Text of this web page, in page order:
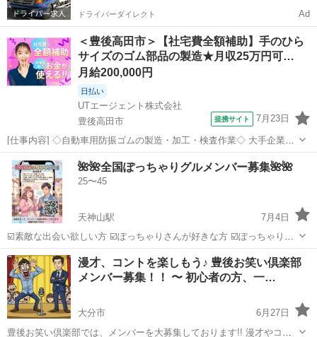
ドライバーダイレクト Ad
＜豊後高田市＞【社宅費全額補助】手のひら
サイズのゴム部品の製造★月収25万円可…
月給200,000円
日払い
UTエージェント株式会社
豊後高田市
提携サイト 7月23日
[仕事内容] ◇自動車用防振ゴムの製造・加工・検査作業◇ 大手企業の
関連会社◎ 手のひらサイズのゴム部品の製造！機械操作、仕上げ、検
査、箱詰めなど♪ ＜具体的には…＞ ◆ゴム加工 ・ゴム製品の原料を機
械に投入 ・完成した...
大分 豊後高田市 工場
🌺🌺全国ぽっちゃりグルメンバー募集🌺🌺
25〜45
天神山駅
7月4日
☑️素敵な出会い欲しい方 ☑️ぽっちゃりさんが好きな方 ☑️ぽっちゃりさ
ん 🍉グループ初心者でも安心に初められます🎶 みんなで楽しめる❤️ア
ットホームなグループです よかったらきてみてください🥺
大分 別府市 天神山駅 その他 ぽっちゃり
漫才、コントを楽しもう♪ 豊後お笑い倶楽部
メンバー募集！！ 〜 初心者の方、一…
大分市
6月27日
豊後お笑い倶楽部では、メンバーを大募集しております!! 漫才やコン